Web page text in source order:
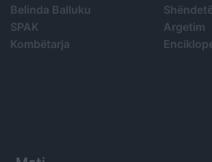
Belinda Balluku
SPAK
Kombëtarja
Argetim